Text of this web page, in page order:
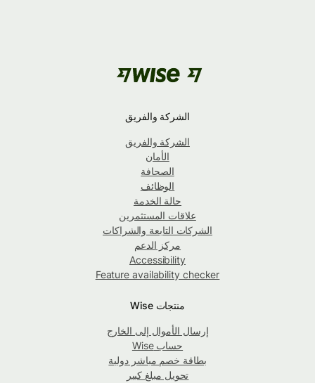
الشركة والفريق
الشركة والفريق
الأمان
الصحافة
الوظائف
حالة الخدمة
علاقات المستثمرين
الشركات التابعة والشراكات
مركز الدعم
Accessibility
Feature availability checker
منتجات Wise
إرسال الأموال إلى الخارج
حساب Wise
بطاقة خصم مباشر دولية
تحويل مبلغ كبير